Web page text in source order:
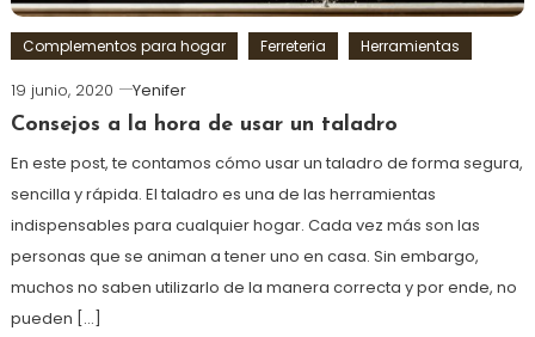
Complementos para hogar Ferreteria Herramientas
19 junio, 2020
Yenifer
Consejos a la hora de usar un taladro
En este post, te contamos cómo usar un taladro de forma segura,
sencilla y rápida. El taladro es una de las herramientas
indispensables para cualquier hogar. Cada vez más son las
personas que se animan a tener uno en casa. Sin embargo,
muchos no saben utilizarlo de la manera correcta y por ende, no
pueden […]